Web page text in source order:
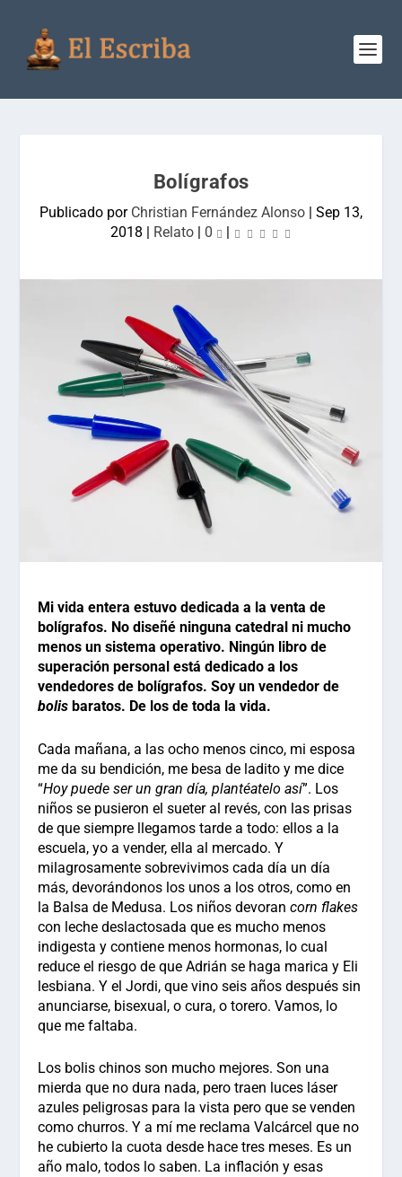
Bolígrafos
Publicado por Christian Fernández Alonso | Sep 13,
2018| Relato| 0 |
Mi vida entera estuvo dedicada a la venta de
bolígrafos. No diseñé ninguna catedral ni mucho
menos un sistema operativo. Ningún libro de
superación personal está dedicado a los
vendedores de bolígrafos. Soy un vendedor de
bolis baratos. De los de toda la vida.
Cada mañana, a las ocho menos cinco, mi esposa
me da su bendición, me besa de ladito y me dice
“Hoy puede ser un gran día, plantéatelo así”. Los
niños se pusieron el sueter al revés, con las prisas
de que siempre llegamos tarde a todo: ellos a la
escuela, yo a vender, ella al mercado. Y
milagrosamente sobrevivimos cada día un día
más, devorándonos los unos a los otros, como en
la Balsa de Medusa. Los niños devorancorn flakes
con leche deslactosada que es mucho menos
indigesta y contiene menos hormonas, lo cual
reduce el riesgo de que Adrián se haga marica y Eli
lesbiana. Y el Jordi, que vino seis años después sin
anunciarse, bisexual, o cura, o torero. Vamos, lo
que me faltaba.
Los bolis chinos son mucho mejores. Son una
mierda que no dura nada, pero traen luces láser
azules peligrosas para la vista pero que se venden
como churros. Y a mí me reclama Valcárcel que no
he cubierto la cuota desde hace tres meses. Es un
año malo, todos lo saben. La inflación y esas